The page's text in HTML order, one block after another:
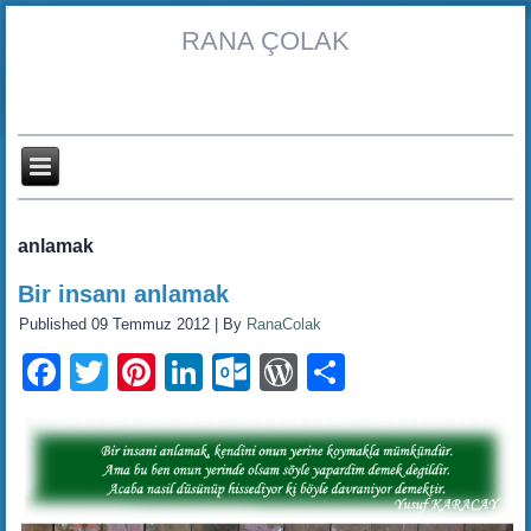
RANA ÇOLAK
anlamak
Bir insanı anlamak
Published 09 Temmuz 2012 By RanaColak
Facebook
TwitterPinterest
LinkedIn
Outlook.com
WordPress